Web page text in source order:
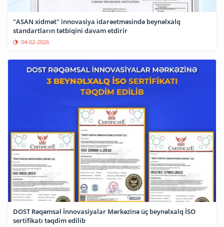
"ASAN xidmət" innovasiya idarəetməsində beynəlxalq
standartların tətbiqini davam etdirir
04-02-2026
DOST Rəqəmsal İnnovasiyalar Mərkəzinə üç beynəlxalq İSO
sertifikatı təqdim edilib